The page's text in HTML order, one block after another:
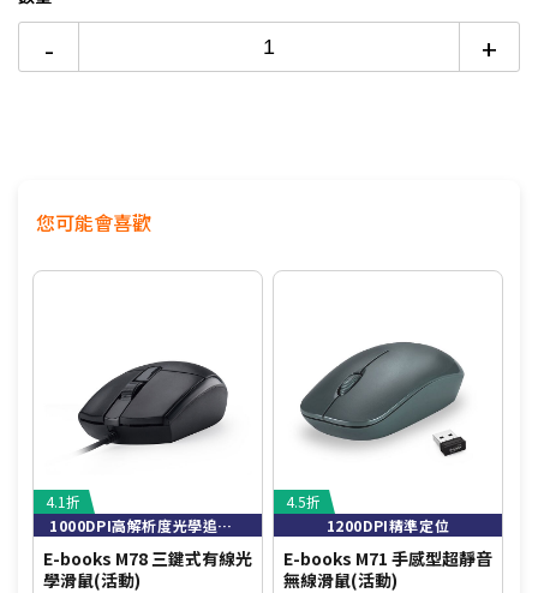
特色：高校流暢的機械式鍵盤
特色：弧型雙色鍵帽，舒適貼合指腹，輕鬆定位
- +
您可能會喜歡
4.1折
1000DPI高解析度光學追蹤技術，定位精準
E-books M78 三鍵式有線光
學滑鼠(活動)
4.5折
1200DPI精準定位
E-books M71 手感型超靜音
無線滑鼠(活動)